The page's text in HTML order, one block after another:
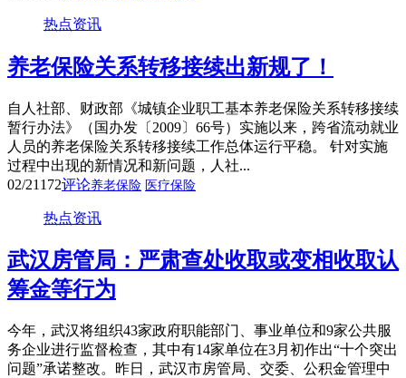
热点资讯
养老保险关系转移接续出新规了！
自人社部、财政部《城镇企业职工基本养老保险关系转移接续
暂行办法》（国办发〔2009〕66号）实施以来，跨省流动就业
人员的养老保险关系转移接续工作总体运行平稳。 针对实施
过程中出现的新情况和新问题，人社...
02/21 172评论养老保险 医疗保险
热点资讯
武汉房管局：严肃查处收取或变相收取认
筹金等行为
今年，武汉将组织43家政府职能部门、事业单位和9家公共服
务企业进行监督检查，其中有14家单位在3月初作出“十个突出
问题”承诺整改。昨日，武汉市房管局、交委、公积金管理中